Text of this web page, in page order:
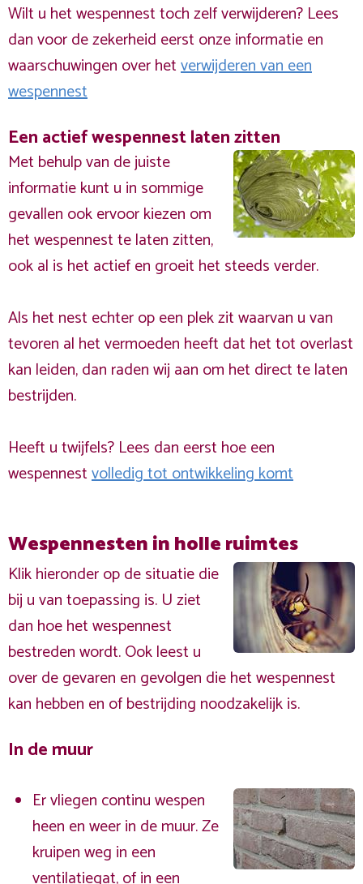
Wilt u het wespennest toch zelf verwijderen? Lees
dan voor de zekerheid eerst onze informatie en
waarschuwingen over hetverwijderen van een
wespennest
Een actief wespennest laten zitten
Met behulp van de juiste
informatie kunt u in sommige
gevallen ook ervoor kiezen om
het wespennest te laten zitten,
ook al is het actief en groeit het steeds verder.
Als het nest echter op een plek zit waarvan u van
tevoren al het vermoeden heeft dat het tot overlast
kan leiden, dan raden wij aan om het direct te laten
bestrijden.
Heeft u twijfels? Lees dan eerst hoe een
wespennestvolledig tot ontwikkeling komt
Wespennesten in holle ruimtes
Klik hieronder op de situatie die
bij u van toepassing is. U ziet
dan hoe het wespennest
bestreden wordt. Ook leest u
over de gevaren en gevolgen die het wespennest
kan hebben en of bestrijding noodzakelijk is.
In de muur
Er vliegen continu wespen
heen en weer in de muur. Ze
kruipen weg in een